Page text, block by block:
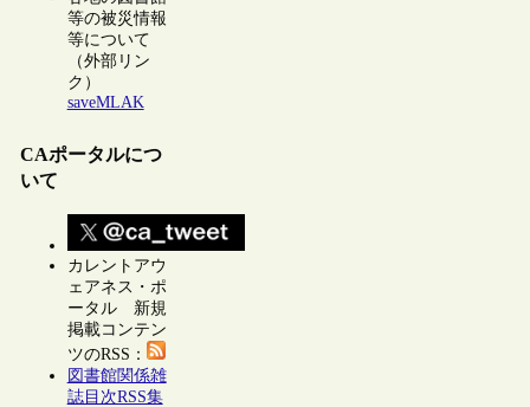
等の被災情報
等について
（外部リン
ク）
saveMLAK
CAポータルにつ
いて
カレントアウ
ェアネス・ポ
ータル 新規
掲載コンテン
ツのRSS：
図書館関係雑
誌目次RSS集